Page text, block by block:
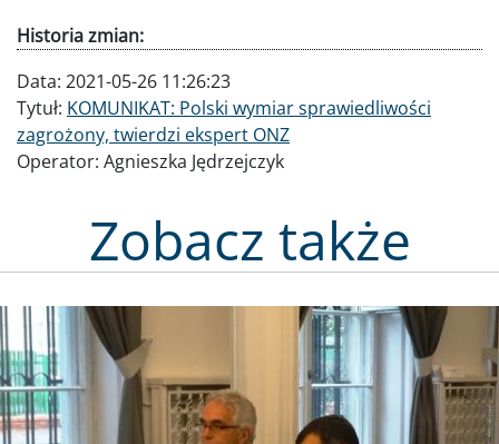
Historia zmian:
Data: 2021-05-26 11:26:23
Tytuł: KOMUNIKAT: Polski wymiar sprawiedliwości
zagrożony, twierdzi ekspert ONZ
Operator: Agnieszka Jędrzejczyk
Zobacz także
Obraz